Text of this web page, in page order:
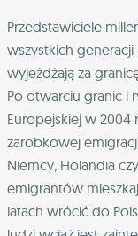
Przedstawiciele
wszystkich
wyjeżdżają za
Po otwarciu granic i
Europejskiej w 2004
zarobkowej
Niemcy, Holandia
emigrantów
latach wrócić do